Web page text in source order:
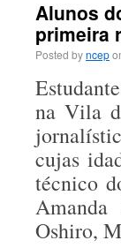
Alunos
primeira
Posted byncep
na Vila
cujas
técnico
Oshiro,